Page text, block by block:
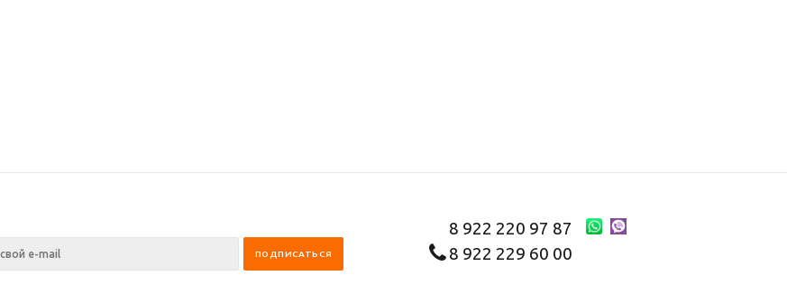
8 922 220 97 87
8 922 229 60 00